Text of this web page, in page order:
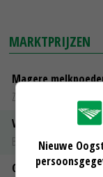
MARKTPRIJZEN
Magere
Zuivel NL
Vleeskuikens 2001-
Barneveld
Gerst
Nieuwe